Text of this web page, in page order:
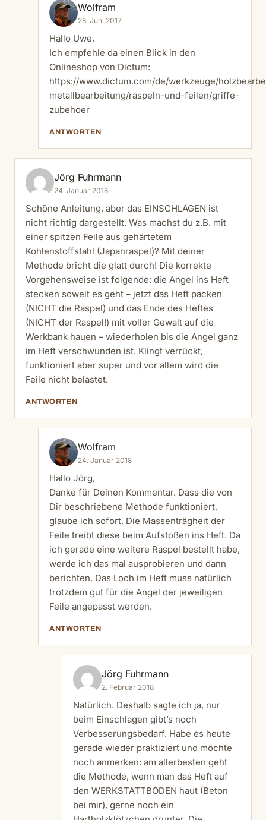
Wolfram
28. Juni 2017
Hallo Uwe,
Ich empfehle da einen Blick in den
Onlineshop von Dictum:
https://www.dictum.com/de/werkzeuge/
metallbearbeitung/raspeln-und-feilen/griffe-
zubehoer
ANTWORTEN
Jörg Fuhrmann
24. Januar 2018
Schöne Anleitung, aber das EINSCHLAGEN ist
nicht richtig dargestellt. Was machst du z.B. mit
einer spitzen Feile aus gehärtetem
Kohlenstoffstahl (Japanraspel)? Mit deiner
Methode bricht die glatt durch! Die korrekte
Vorgehensweise ist folgende: die Angel ins Heft
stecken soweit es geht – jetzt das Heft packen
(NICHT die Raspel) und das Ende des Heftes
(NICHT der Raspel!) mit voller Gewalt auf die
Werkbank hauen – wiederholen bis die Angel ganz
im Heft verschwunden ist. Klingt verrückt,
funktioniert aber super und vor allem wird die
Feile nicht belastet.
ANTWORTEN
Wolfram
24. Januar 2018
Hallo Jörg,
Danke für Deinen Kommentar. Dass die von
Dir beschriebene Methode funktioniert,
glaube ich sofort. Die Massenträgheit der
Feile treibt diese beim Aufstoßen ins Heft. Da
ich gerade eine weitere Raspel bestellt habe,
werde ich das mal ausprobieren und dann
berichten. Das Loch im Heft muss natürlich
trotzdem gut für die Angel der jeweiligen
Feile angepasst werden.
ANTWORTEN
Jörg Fuhrmann
2. Februar 2018
Natürlich. Deshalb sagte ich ja, nur
beim Einschlagen gibt’s noch
Verbesserungsbedarf. Habe es heute
gerade wieder praktiziert und möchte
noch anmerken: am allerbesten geht
die Methode, wenn man das Heft auf
den WERKSTATTBODEN haut (Beton
bei mir), gerne noch ein